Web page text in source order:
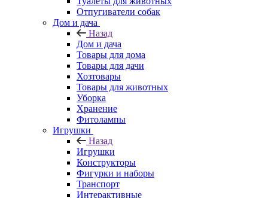
Отпугиватели собак
Дом и дача
Назад
Дом и дача
Товары для дома
Товары для дачи
Хозтовары
Товары для животных
Уборка
Хранение
Фитолампы
Игрушки
Назад
Игрушки
Конструкторы
Фигурки и наборы
Транспорт
Интерактивные